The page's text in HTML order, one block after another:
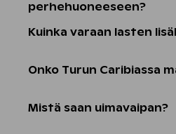
perhehuoneeseen?
Kuinka varaan lasten
Onko Turun Caribiassa
Mistä saan uimavaipan?